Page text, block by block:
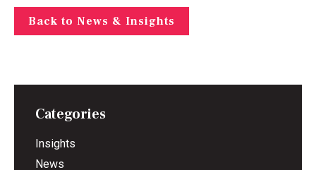
Back to News & Insights
Categories
Insights
News